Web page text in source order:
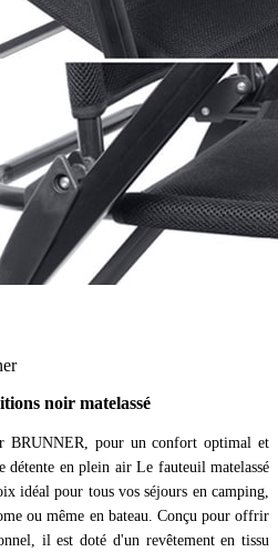
noir matelassé
BRUNNER, pour un confort optimal et
détente en plein air Le fauteuil matelassé
idéal pour tous vos séjours en camping,
ou même en bateau. Conçu pour offrir
il est doté d'un revêtement en tissu